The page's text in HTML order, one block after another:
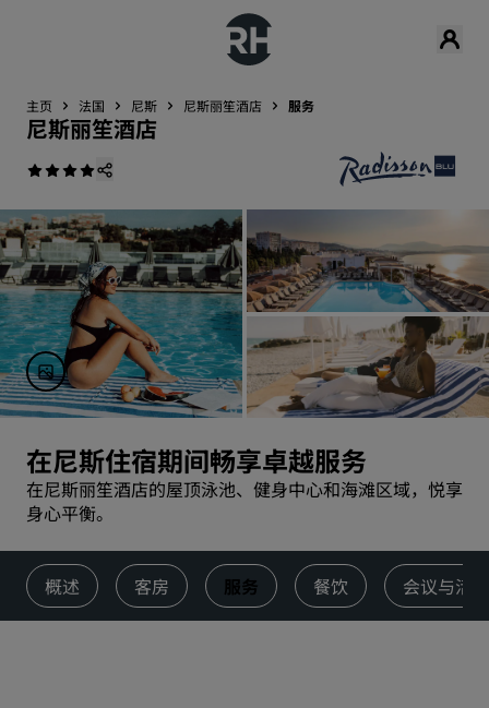
主页 法国 尼斯 尼斯丽笙酒店 服务
尼斯丽笙酒店
在尼斯住宿期间畅享卓越服务
在尼斯丽笙酒店的屋顶泳池、健身中心和海滩区域，悦享
身心平衡。
概述 客房 服务 餐饮 会议与活动